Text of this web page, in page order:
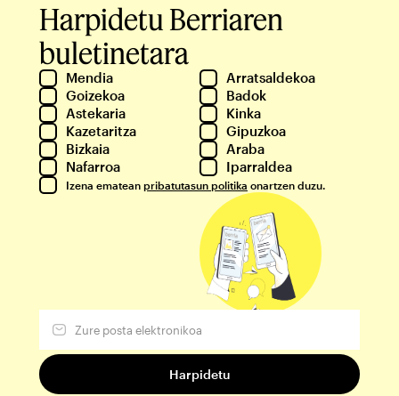
Harpidetu Berriaren
buletinetara
Mendia
Arratsaldekoa
Goizekoa
Badok
Astekaria
Kinka
Kazetaritza
Gipuzkoa
Bizkaia
Araba
Nafarroa
Iparraldea
Izena ematean pribatutasun politika onartzen duzu.